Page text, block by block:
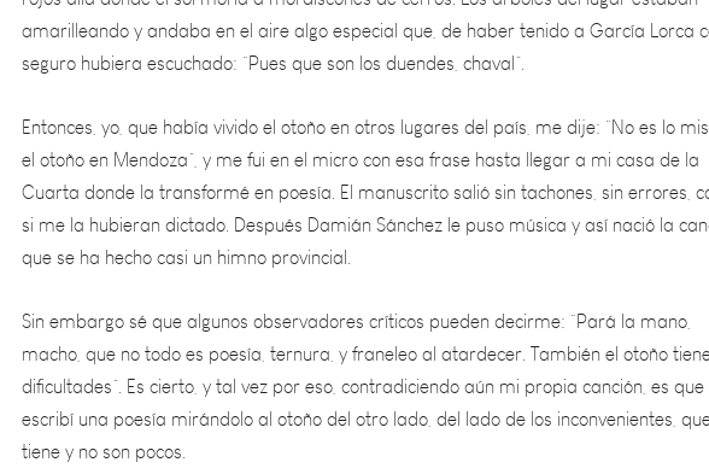
Entonces, yo, que había vivido el otoño en otros lugares del país, me dije: “No es lo mismo
el otoño en Mendoza”, y me fui en el micro con esa frase hasta llegar a mi casa de la
Cuarta donde la transformé en poesía. El manuscrito salió sin tachones, sin errores,
si me la hubieran dictado. Después Damián Sánchez le puso música y así nació la
que se ha hecho casi un himno provincial.
Sin embargo sé que algunos observadores críticos pueden decirme: “Pará la mano,
macho, que no todo es poesía, ternura, y franeleo al atardecer. También el otoño tiene sus
dificultades”. Es cierto, y tal vez por eso, contradiciendo aún mi propia canción, es que
escribí una poesía mirándolo al otoño del otro lado, del lado de los inconvenientes,
tiene y no son pocos.